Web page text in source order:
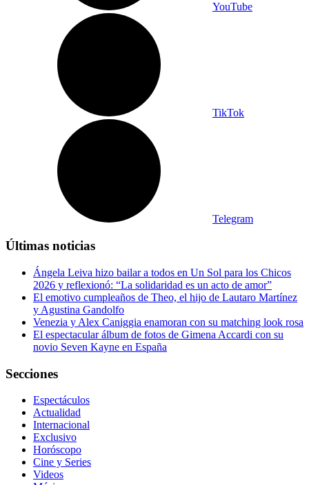
YouTube
TikTok
Telegram
Últimas noticias
Ángela Leiva hizo bailar a todos en Un Sol para los Chicos
2026 y reflexionó: “La solidaridad es un acto de amor”
El emotivo cumpleaños de Theo, el hijo de Lautaro Martínez
y Agustina Gandolfo
Venezia y Alex Caniggia enamoran con su matching look rosa
El espectacular álbum de fotos de Gimena Accardi con su
novio Seven Kayne en España
Secciones
Espectáculos
Actualidad
Internacional
Exclusivo
Horóscopo
Cine y Series
Videos